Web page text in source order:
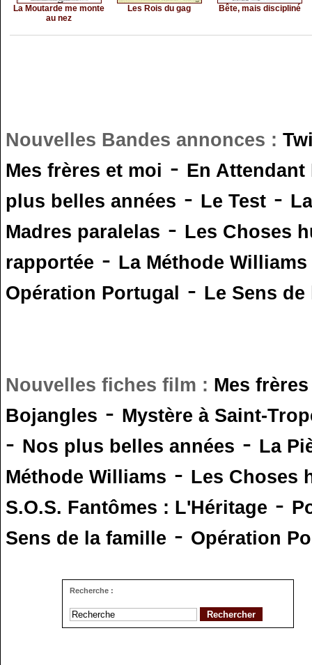
La Moutarde me monte
au nez
Les Rois du gag Bête, mais discipliné
Nouvelles Bandes annonces :
Mes frères et moi - En
plus belles années - Le Test -
Madres paralelas - Les Choses
rapportée - La Méthode Williams
Opération Portugal - Le Sens
Nouvelles fiches film : Mes
Bojangles - Mystère à Saint-
- Nos plus belles années - La
Méthode Williams - Les Choses
S.O.S. Fantômes : L'Héritage -
Sens de la famille - Opération
Recherche :